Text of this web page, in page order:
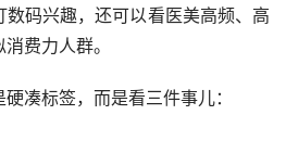
码兴趣，还可以看医美高频、高
费力人群。
凑标签，而是看三件事儿：